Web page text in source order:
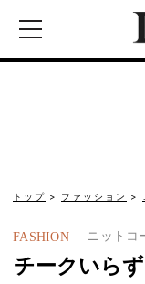
トップ ファッション
FASHION ニットコ
チークいら